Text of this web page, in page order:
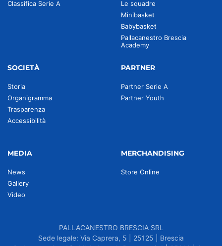
Classifica Serie A
Le squadre
Minibasket
Babybasket
Pallacanestro Brescia
Academy
SOCIETÀ
Storia
Organigramma
Trasparenza
Accessibilità
PARTNER
Partner Serie A
Partner Youth
MEDIA
News
Gallery
Video
MERCHANDISING
Store Online
PALLACANESTRO BRESCIA SRL
Sede legale: Via Caprera, 5 | 25125 | Brescia